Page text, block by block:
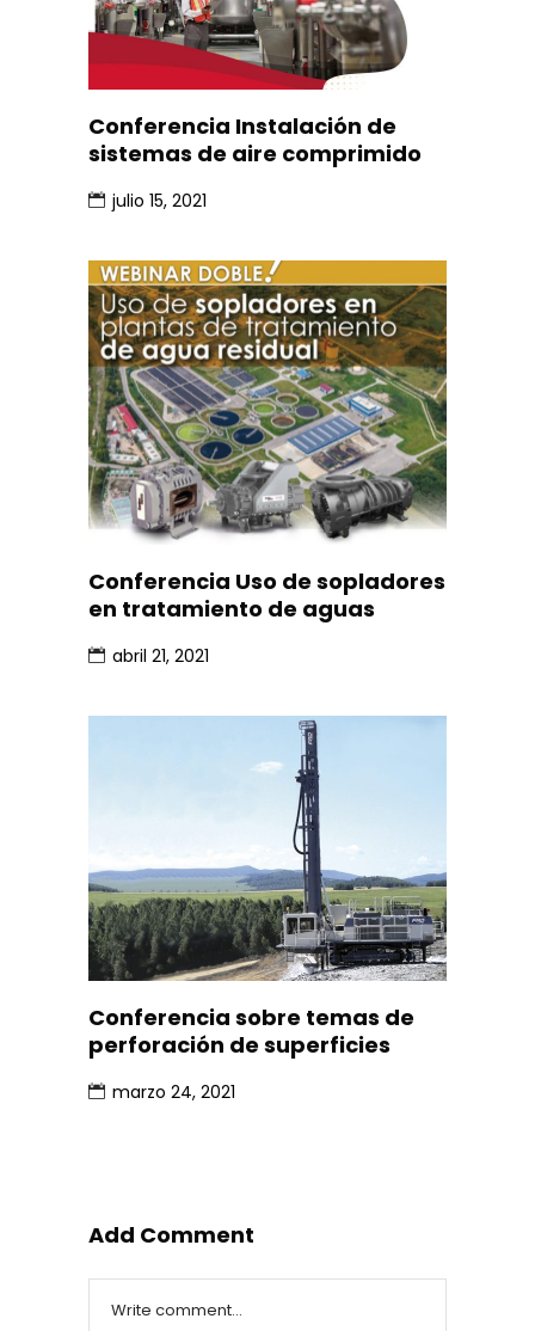
Conferencia Instalación de
sistemas de aire comprimido
julio 15, 2021
Conferencia Uso de sopladores
en tratamiento de aguas
abril 21, 2021
Conferencia sobre temas de
perforación de superficies
marzo 24, 2021
Add Comment